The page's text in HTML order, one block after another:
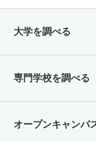
大学を調べる
専門学校を調べる
オープンキャンパ